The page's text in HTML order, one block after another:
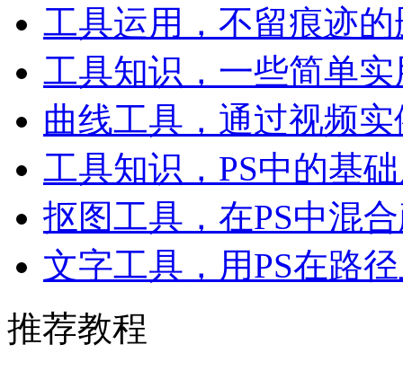
工具运用，不留痕迹
工具知识，一些简单
曲线工具，通过视频
工具知识，PS中的基
抠图工具，在PS中混
文字工具，用PS在路
推荐教程